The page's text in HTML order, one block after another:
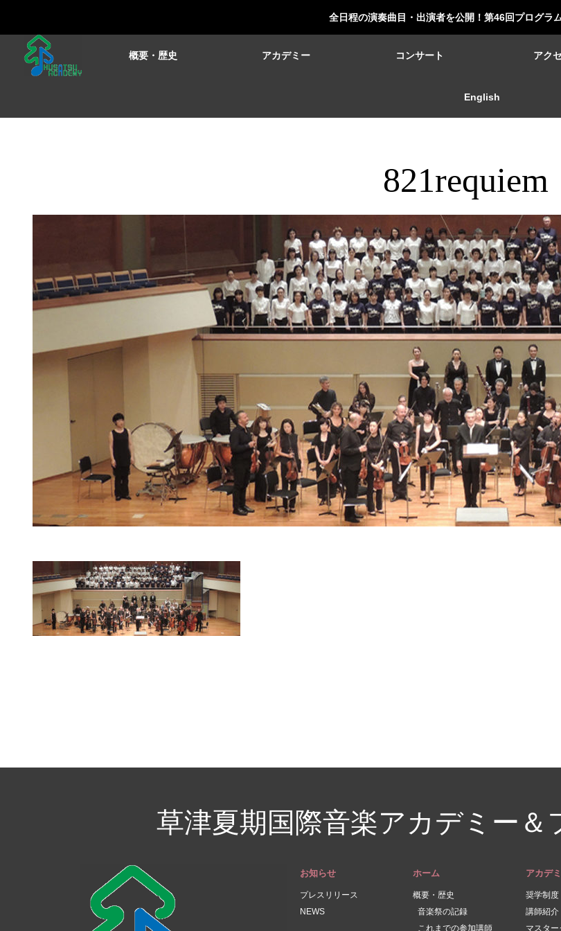
全日程の演奏曲目・出演者を公開！第46回プログラ
概要・歴史 アカデミー コンサート アク
English
821requiem
草津夏期国際音楽アカデミー＆
お知らせ
プレスリリース
NEWS
ホーム
概要・歴史
音楽祭の記録
これまでの参加講師
アカデ
奨学制度
講師紹介
マスター